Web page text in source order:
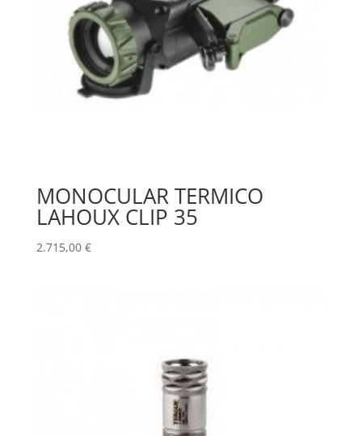
MONOCULAR TERMICO
LAHOUX CLIP 35
2.715,00 €